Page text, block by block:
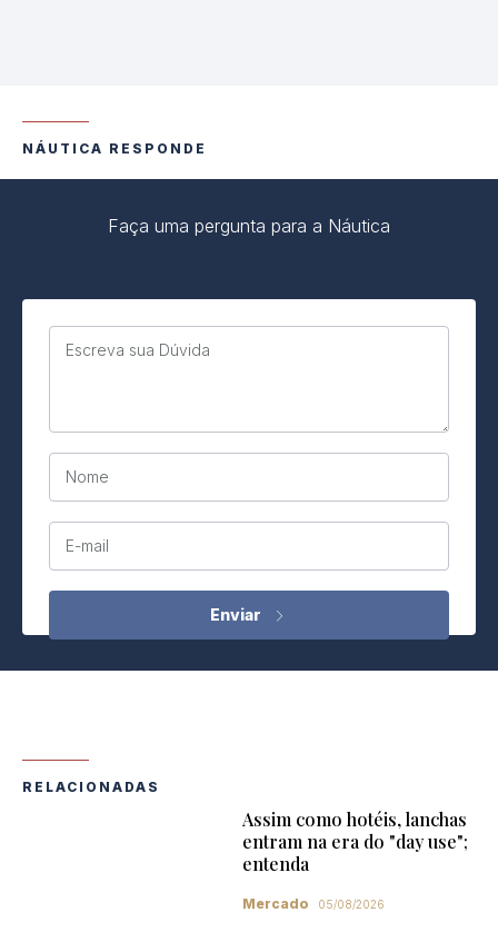
NÁUTICA RESPONDE
Faça uma pergunta para a Náutica
Escreva sua Dúvida
Nome
E-mail
RELACIONADAS
Assim como hotéis, lanchas
entram na era do "day use";
entenda
Mercado 05/08/2026